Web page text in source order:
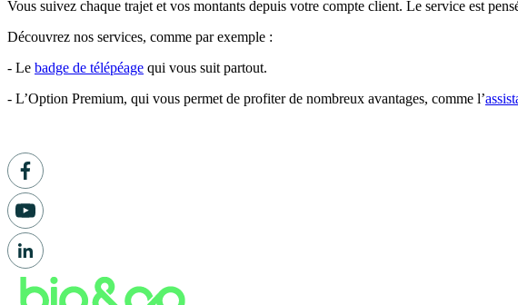
Vous suivez chaque trajet et vos montants depuis votre compte client. Le service est
Découvrez nos services, comme par exemple :
- Le badge de télépéage qui vous suit partout.
- L’Option Premium, qui vous permet de profiter de nombreux avantages, comme l’